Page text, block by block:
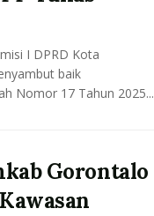
I DPRD Kota
baik
Nomor 17 Tahun 2025...
Gorontalo